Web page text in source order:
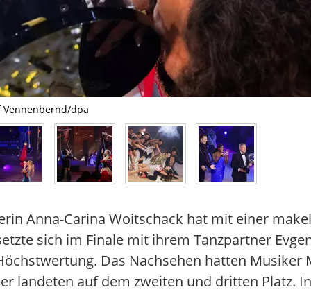
Vennenbernd/dpa
Anna-Carina Woitschack hat mit einer
sich im Finale mit ihrem Tanzpartner
Das Nachsehen hatten Musiker
landeten auf dem zweiten und dritten Platz.